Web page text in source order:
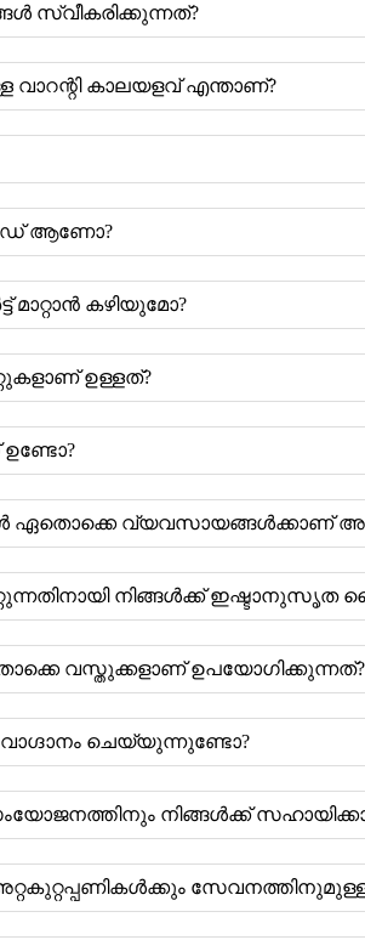
സ്വീകരിക്കുന്നത്?
കാലയളവ് എന്താണ്?
ആണോ?
മാറ്റാൻ കഴിയുമോ?
ഉള്ളത്?
ഉണ്ടോ?
വ്യവസായങ്ങൾക്കാണ്
നിങ്ങൾക്ക്
വസ്തുക്കളാണ് ഉപയോഗിക്കുന്നത്?
ചെയ്യുന്നുണ്ടോ?
നിങ്ങൾക്ക്